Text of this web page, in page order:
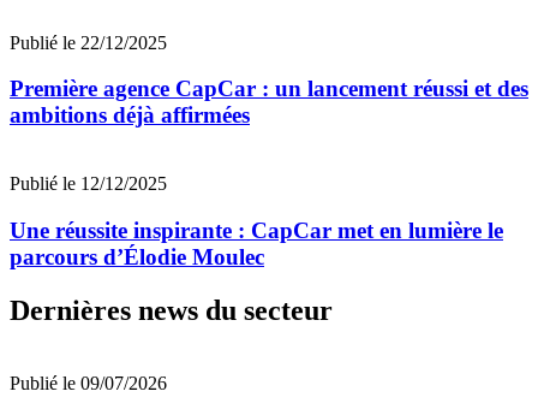
Publié le 22/12/2025
Première agence CapCar : un lancement réussi et des
ambitions déjà affirmées
Publié le 12/12/2025
Une réussite inspirante : CapCar met en lumière le
parcours d’Élodie Moulec
Dernières news du secteur
Publié le 09/07/2026